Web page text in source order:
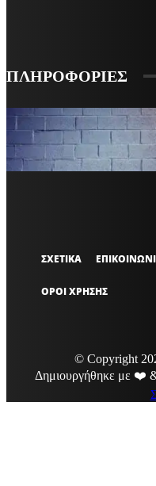
ΠΛΗΡΟΦΟΡΙΕΣ
OFFICIAL
ΣΧΕΤΙΚΑ
ΟΡΟΙ ΧΡΗΣΗΣ
© Copyright
Δημιουργήθηκε με ❤️